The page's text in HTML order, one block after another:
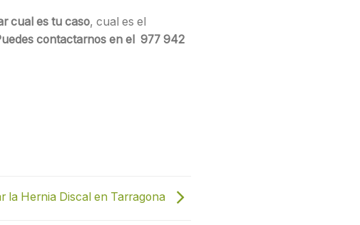
cual es tu caso, cual es el
contactarnos en el 977 942
la Hernia Discal en Tarragona